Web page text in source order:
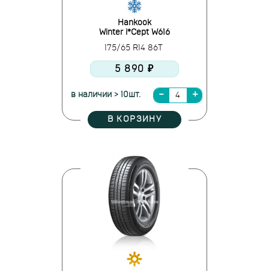
Hankook
Winter i*Cept W616
175/65 R14 86T
5 890 ₽
в наличии > 10шт.
В КОРЗИНУ